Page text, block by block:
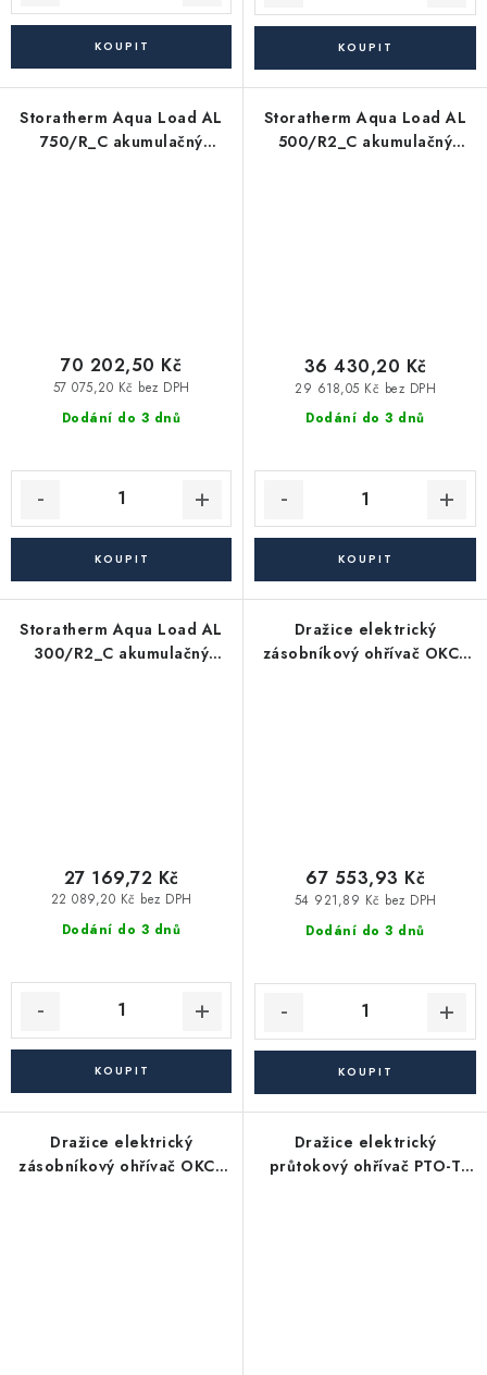
Storatherm Aqua Load AL
750/R_C akumulačný
Dodání do 3 dnů
57 075,20 Kč bez DPH
70 202,50 Kč
Storatherm Aqua Load AL
500/R2_C akumulačný
Dodání do 3 dnů
29 618,05 Kč bez DPH
36 430,20 Kč
Storatherm Aqua Load AL
300/R2_C akumulačný
Dodání do 3 dnů
22 089,20 Kč bez DPH
27 169,72 Kč
Dražice elektrický
zásobníkový ohřívač OKCE
Dodání do 3 dnů
54 921,89 Kč bez DPH
67 553,93 Kč
Dražice elektrický
zásobníkový ohřívač OKCE
Dražice elektrický
průtokový ohřívač PTO-T